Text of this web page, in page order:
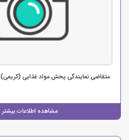
مشاهده اطلاعات بیشتر
متقاضی نمایندگی پخش مواد غذایی (کریمی)